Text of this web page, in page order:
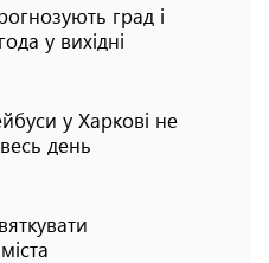
град і
у вихідні
у Харкові не
день